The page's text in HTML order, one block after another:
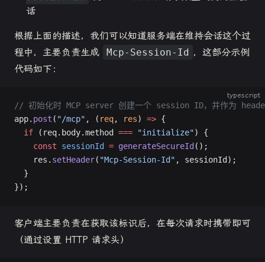
话
根据上面的描述，我们可以知道服务端在维持会话这个过
程中，主要负责生成
Mcp-Session-Id ，这部分示例
代码如下：
typescript
// 初始化时 MCP server 创建一个 session ID，并作为
app. post ( "/mcp" , ( req, res) => {
  if
(req.body.method === "initialize") {
    const
sessionId = generateSecureId();
    res.
setHeader( "Mcp-Session-Id" , sessionId);
  }
});
客户端主要负责在获取该标识后，在每次请求时携带即可
（通过设置 HTTP 请求头）